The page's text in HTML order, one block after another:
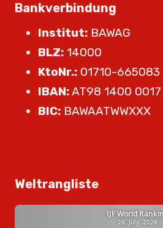
Bankverbindung
Institut: BAWAG
BLZ: 14000
KtoNr.: 01710-665083
IBAN:AT98 1400
BIC: BAWAATWWXXX
Weltrangliste